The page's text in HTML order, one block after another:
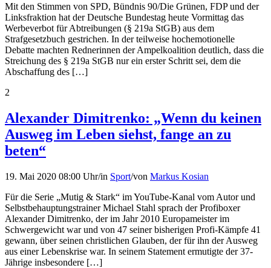
Mit den Stimmen von SPD, Bündnis 90/Die Grünen, FDP und der
Linksfraktion hat der Deutsche Bundestag heute Vormittag das
Werbeverbot für Abtreibungen (§ 219a StGB) aus dem
Strafgesetzbuch gestrichen. In der teilweise hochemotionelle
Debatte machten Rednerinnen der Ampelkoalition deutlich, dass die
Streichung des § 219a StGB nur ein erster Schritt sei, dem die
Abschaffung des […]
2
Alexander Dimitrenko: „Wenn du keinen
Ausweg im Leben siehst, fange an zu
beten“
19. Mai 2020 08:00 Uhr/in Sport/von Markus Kosian
Für die Serie „Mutig & Stark“ im YouTube-Kanal vom Autor und
Selbstbehauptungstrainer Michael Stahl sprach der Profiboxer
Alexander Dimitrenko, der im Jahr 2010 Europameister im
Schwergewicht war und von 47 seiner bisherigen Profi-Kämpfe 41
gewann, über seinen christlichen Glauben, der für ihn der Ausweg
aus einer Lebenskrise war. In seinem Statement ermutigte der 37-
Jährige insbesondere […]